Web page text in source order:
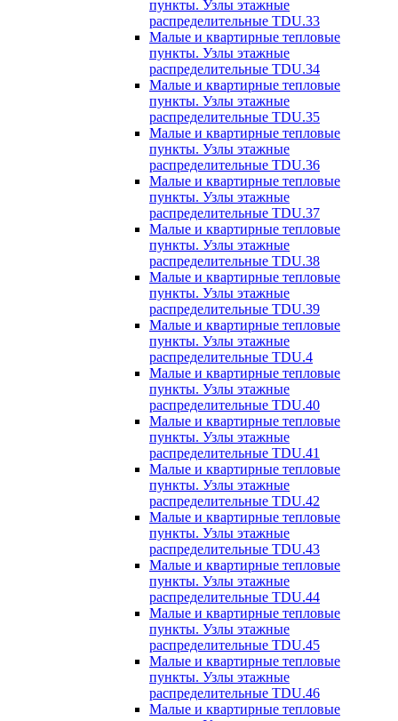
пункты. Узлы этажные
распределительные TDU.33
Малые и квартирные тепловые
пункты. Узлы этажные
распределительные TDU.34
Малые и квартирные тепловые
пункты. Узлы этажные
распределительные TDU.35
Малые и квартирные тепловые
пункты. Узлы этажные
распределительные TDU.36
Малые и квартирные тепловые
пункты. Узлы этажные
распределительные TDU.37
Малые и квартирные тепловые
пункты. Узлы этажные
распределительные TDU.38
Малые и квартирные тепловые
пункты. Узлы этажные
распределительные TDU.39
Малые и квартирные тепловые
пункты. Узлы этажные
распределительные TDU.4
Малые и квартирные тепловые
пункты. Узлы этажные
распределительные TDU.40
Малые и квартирные тепловые
пункты. Узлы этажные
распределительные TDU.41
Малые и квартирные тепловые
пункты. Узлы этажные
распределительные TDU.42
Малые и квартирные тепловые
пункты. Узлы этажные
распределительные TDU.43
Малые и квартирные тепловые
пункты. Узлы этажные
распределительные TDU.44
Малые и квартирные тепловые
пункты. Узлы этажные
распределительные TDU.45
Малые и квартирные тепловые
пункты. Узлы этажные
распределительные TDU.46
Малые и квартирные тепловые